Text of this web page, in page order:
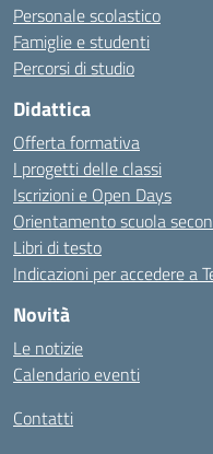
Personale scolastico
Famiglie e studenti
Percorsi di studio
Didattica
Offerta formativa
I progetti delle classi
Iscrizioni e Open Days
Orientamento scuola
Libri di testo
Indicazioni per accedere a
Novità
Le notizie
Calendario eventi
Contatti